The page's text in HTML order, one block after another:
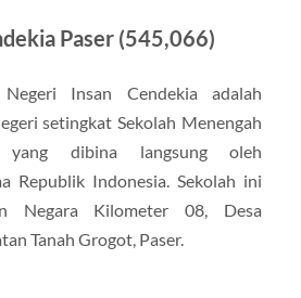
Paser (545,066)
Insan Cendekia adalah
setingkat Sekolah Menengah
yang dibina langsung oleh
Republik Indonesia. Sekolah ini
Negara Kilometer 08, Desa
Tanah Grogot, Paser.